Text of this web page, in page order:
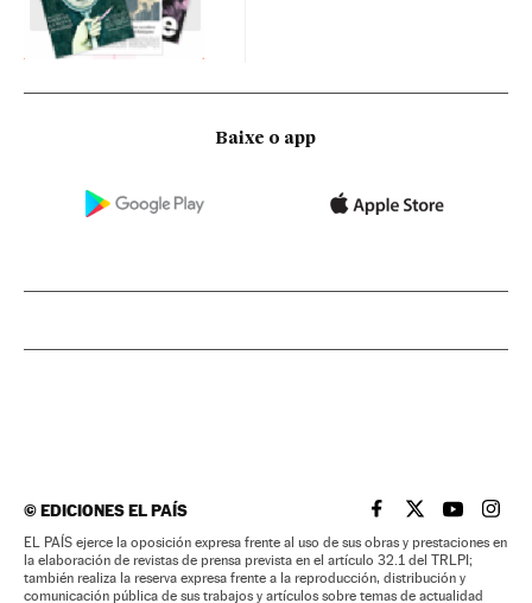
Baixe o app
©EDICIONES EL PAÍS EL PAÍS BRASIL EN
EL PAÍSEL PAÍS
EL
EL PAÍS ejerce la oposición expresa frente al uso de sus obras y prestaciones en
la elaboración de revistas de prensa prevista en el artículo 32.1 del TRLPI;
también realiza la reserva expresa frente a la reproducción, distribución y
comunicación pública de sus trabajos y artículos sobre temas de actualidad